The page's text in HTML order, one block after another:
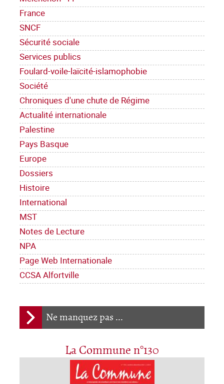
France
SNCF
Sécurité sociale
Services publics
Foulard-voile-laïcité-islamophobie
Société
Chroniques d'une chute de Régime
Actualité internationale
Palestine
Pays Basque
Europe
Dossiers
Histoire
International
MST
Notes de Lecture
NPA
Page Web Internationale
CCSA Alfortville
Ne manquez pas ...
La Commune n°130